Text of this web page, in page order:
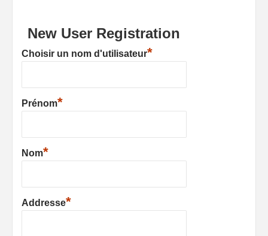
New User Registration
Choisir un nom d'utilisateur*
Prénom*
Nom*
Addresse*